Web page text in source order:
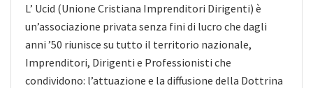
L’ Ucid (Unione Cristiana Imprenditori Dirigenti) è
un’associazione privata senza fini di lucro che dagli
anni ’50 riunisce su tutto il territorio nazionale,
Imprenditori, Dirigenti e Professionisti che
condividono: l’attuazione e la diffusione della Dottrina